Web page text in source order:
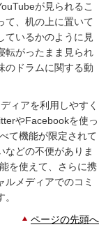
が見られるこ
て、机の上に置いて
ているかのように見
転がったまま見られ
のドラムに関する動
ィアを利用しやすく
やFacebookを使っ
て機能が限定されて
などの不便がありま
を使えて、さらに携
メディアでのコミ
ページの先頭へ